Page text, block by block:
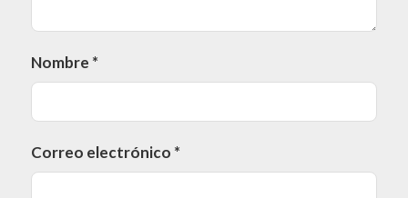
Nombre *
Correo electrónico *